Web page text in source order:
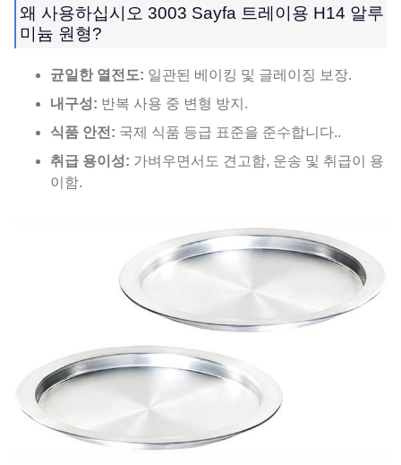
왜 사용하십시오 3003 Sayfa 트레이용 H14 알루
미늄 원형?
균일한 열전도: 일관된 베이킹 및 글레이징 보장.
내구성: 반복 사용 중 변형 방지.
식품 안전: 국제 식품 등급 표준을 준수합니다..
취급 용이성: 가벼우면서도 견고함, 운송 및 취급이 용
이함.